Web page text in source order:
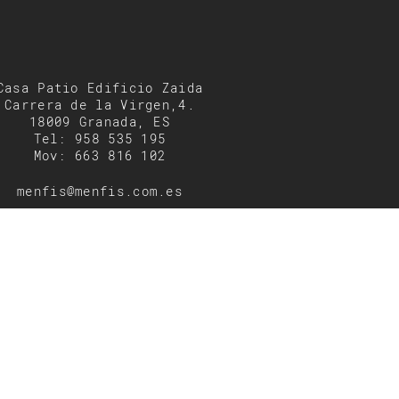
Patio Edificio Zaida
Carrera de la Virgen,4.
18009 Granada, ES
Tel: 958 535 195
Mov: 663 816 102
menfis@menfis.com.es